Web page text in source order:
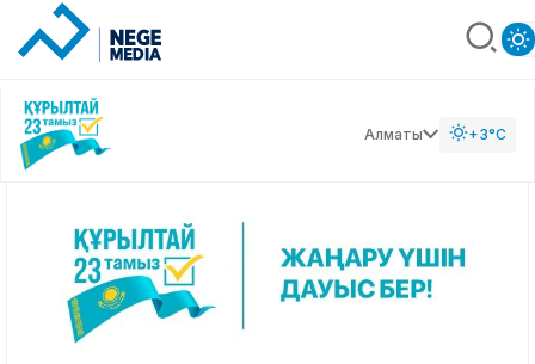
Алматы +3°C